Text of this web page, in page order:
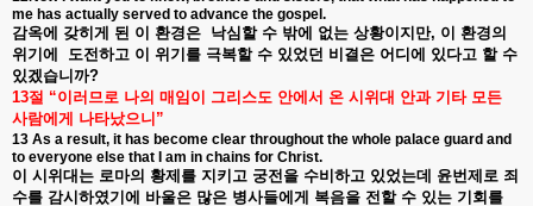
me has actually served to advance the gospel.
감옥에 갖히게 된 이 환경은 낙심할 수 밖에 없는 상황이지만, 이
환경의
위기에
도전하고 이 위기를 극복할 수 있었던 비결은 어디에 있다고 할 수
있겠습니까?
13절 “이러므로 나의 매임이 그리스도 안에서 온 시위대 안과 기타 모든
사람에게 나타났으니 ”
13 As a result, it has become clear throughout the whole palace guard and
to everyone else that I am in chains for Christ.
이 시위대는 로마의 황제를 지키고 궁전을 수비하고 있었는데 윤번제로 죄
수를 감시하였기에 바울은 많은 병사들에게 복음을 전할 수 있는 기회를